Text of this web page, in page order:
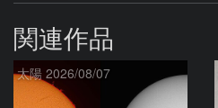
関連作品
太陽 2026/08/07